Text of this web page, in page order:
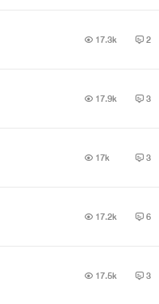
17.3k 2
17.9k 3
17k 3
17.2k 6
17.5k 3